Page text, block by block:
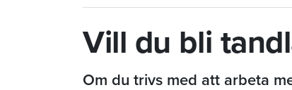
Vill du bli
Om du trivs med att arbeta